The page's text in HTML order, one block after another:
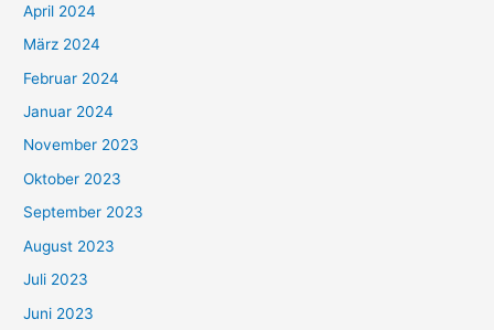
April 2024
März 2024
Februar 2024
Januar 2024
November 2023
Oktober 2023
September 2023
August 2023
Juli 2023
Juni 2023